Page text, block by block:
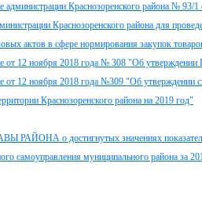
администрации Краснозоренского района № 93/
Краснозоренского района для
актов в сфере нормирования закупок
от 12 ноября 2018 года № 308 "Об
от 12 ноября 2018 года №309 "Об утверждении
Краснозоренского района на 2019 год"
РАЙОНА о достигнутых значениях
самоуправления муниципального района за